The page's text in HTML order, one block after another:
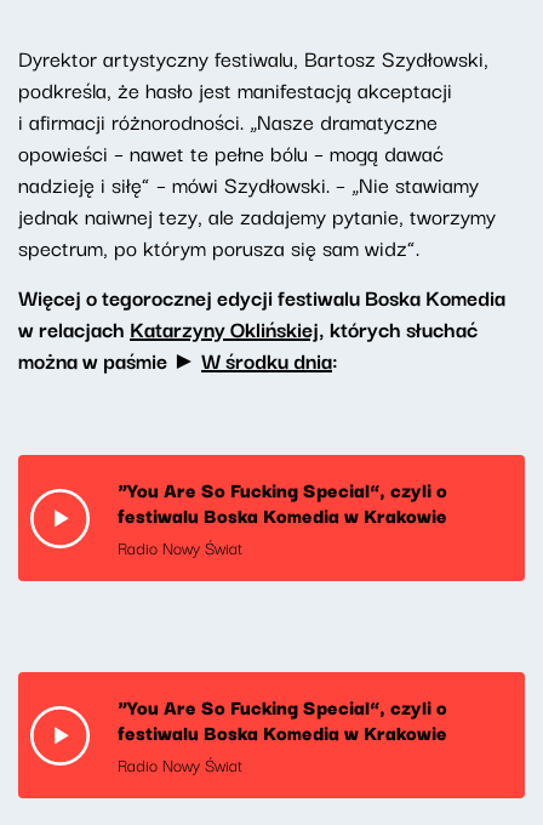
Dyrektor artystyczny festiwalu, Bartosz Szydłowski,
podkreśla, że hasło jest manifestacją akceptacji
i afirmacji różnorodności. „Nasze dramatyczne
opowieści – nawet te pełne bólu – mogą dawać
nadzieję i siłę” – mówi Szydłowski. – „Nie stawiamy
jednak naiwnej tezy, ale zadajemy pytanie, tworzymy
spectrum, po którym porusza się sam widz”.
Więcej o tegorocznej edycji festiwalu Boska Komedia
w relacjach Katarzyny Oklińskiej, których słuchać
można w paśmie ► W środku dnia:
“You Are So Fucking Special”, czyli o
festiwalu Boska Komedia w Krakowie
Radio Nowy Świat
“You Are So Fucking Special”, czyli o
festiwalu Boska Komedia w Krakowie
Radio Nowy Świat